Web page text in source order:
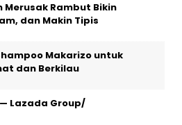
Merusak Rambut Bikin
dan Makin Tipis
Makarizo untuk
dan Berkilau
— Lazada Group/